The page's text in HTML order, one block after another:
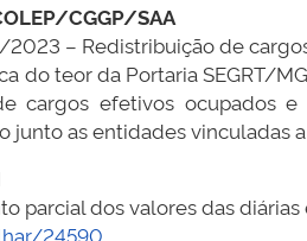
CGGP/SAA
2023 – Redistribuição de
do teor da Portaria SEGRT/
cargos efetivos ocupados
as entidades vinculadas
parcial dos valores das
24590